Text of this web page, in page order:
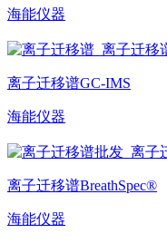
海能仪器
离子迁移谱GC-IMS
海能仪器
离子迁移谱BreathSpec®
海能仪器